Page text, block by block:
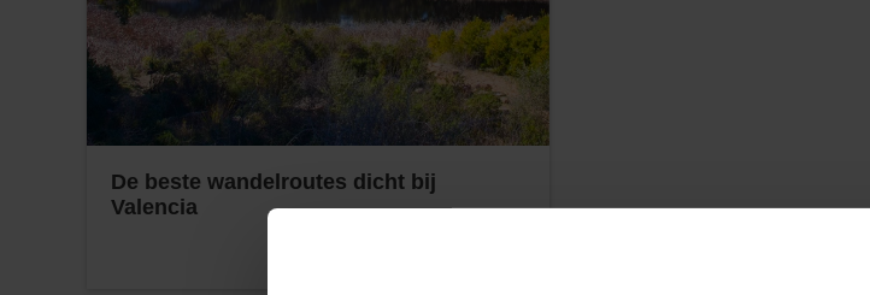
De beste wandelroutes dicht bij
Valencia